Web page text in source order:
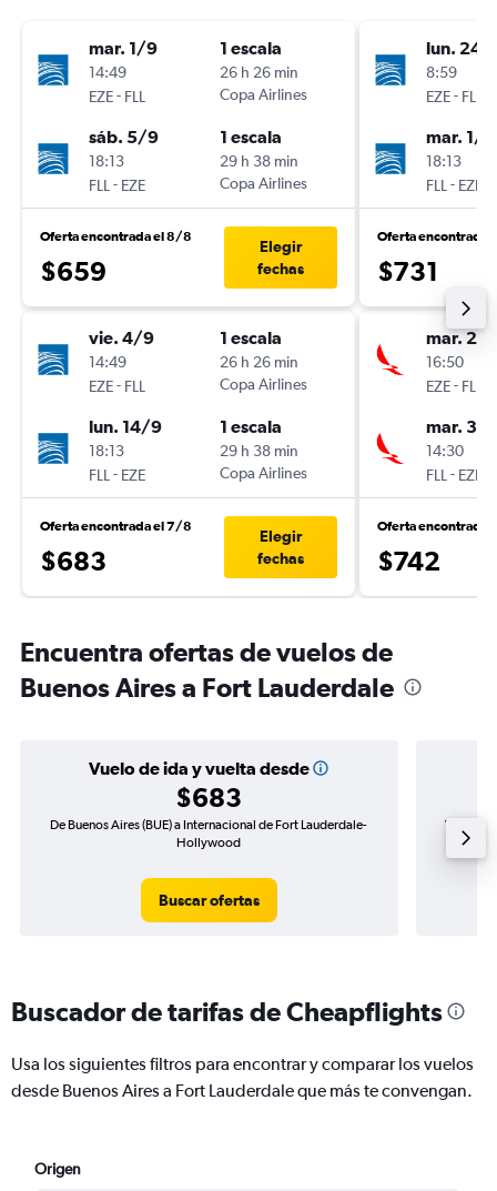
mar. 1/9
14:49
EZE- FLL
1 escala
26 h 26 min
Copa Airlines
sáb. 5/9
18:13
FLL - EZE
1 escala
29 h 38 min
Copa Airlines
Oferta encontrada el 8/8
$659
Elegir
fechas
vie. 4/9
14:49
EZE- FLL
1 escala
26 h 26 min
Copa Airlines
lun. 14/9
18:13
FLL - EZE
1 escala
29 h 38 min
Copa Airlines
Oferta encontrada el 7/8
$683
Elegir
fechas
lun. 24/
8:59
EZE- FLL
mar. 1/9
18:13
FLL - EZE
Oferta encontrada
$731
mar.
16:50
EZE- FLL
mar. 3/
14:30
FLL - EZE
Oferta encontrada
$742
Encuentra ofertas de vuelos de
Buenos Aires a Fort Lauderdale
Vuelo de ida y vuelta desde
$683
De Buenos Aires (BUE) a Internacional de Fort Lauderdale-
Hollywood
Buscar ofertas
Vuelo de
Buscador de tarifas de Cheapflights
Usa los siguientes filtros para encontrar y comparar los vuelos
desde Buenos Aires a Fort Lauderdale que más te convengan.
Origen